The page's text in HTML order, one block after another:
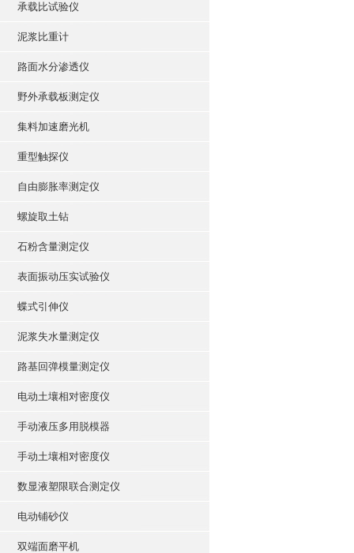
承载比试验仪
泥浆比重计
路面水分渗透仪
野外承载板测定仪
集料加速磨光机
重型触探仪
自由膨胀率测定仪
螺旋取土钻
石粉含量测定仪
表面振动压实试验仪
蝶式引伸仪
泥浆失水量测定仪
路基回弹模量测定仪
电动土壤相对密度仪
手动液压多用脱模器
手动土壤相对密度仪
数显液塑限联合测定仪
电动铺砂仪
双端面磨平机